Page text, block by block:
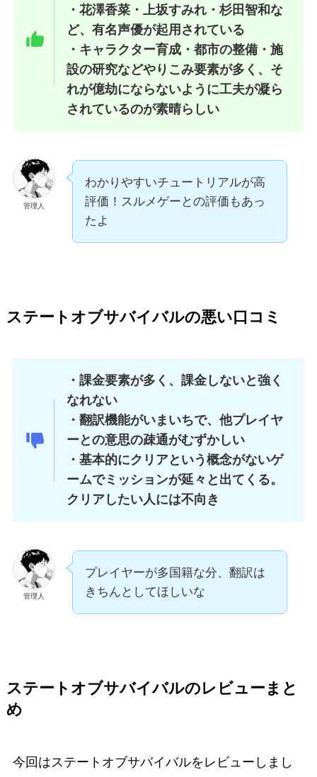
・花澤香菜・上坂すみれ・杉田智和な
ど、有名声優が起用されている
・キャラクター育成・都市の整備・施
設の研究などやりこみ要素が多く、そ
れが億劫にならないように工夫が凝ら
されているのが素晴らしい
管理人
わかりやすいチュートリアルが高
評価！スルメゲーとの評価もあっ
たよ
ステートオブサバイバルの悪い口コミ
・課金要素が多く、課金しないと強く
なれない
・翻訳機能がいまいちで、他プレイヤ
ーとの意思の疎通がむずかしい
・基本的にクリアという概念がないゲ
ームでミッションが延々と出てくる。
クリアしたい人には不向き
管理人
プレイヤーが多国籍な分、翻訳は
きちんとしてほしいな
ステートオブサバイバルのレビューまと
め
今回はステートオブサバイバルをレビューしまし